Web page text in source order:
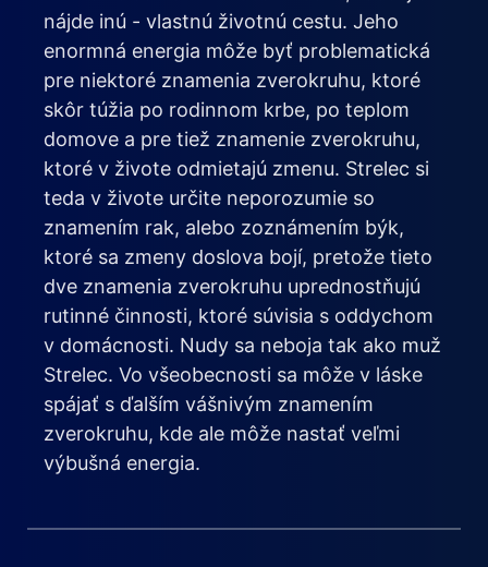
nájde inú - vlastnú životnú cestu. Jeho
enormná energia môže byť problematická
pre niektoré znamenia zverokruhu, ktoré
skôr túžia po rodinnom krbe, po teplom
domove a pre tiež znamenie zverokruhu,
ktoré v živote odmietajú zmenu. Strelec si
teda v živote určite neporozumie so
znamením rak, alebo zoznámením býk,
ktoré sa zmeny doslova bojí, pretože tieto
dve znamenia zverokruhu uprednostňujú
rutinné činnosti, ktoré súvisia s oddychom
v domácnosti. Nudy sa neboja tak ako muž
Strelec. Vo všeobecnosti sa môže v láske
spájať s ďalším vášnivým znamením
zverokruhu, kde ale môže nastať veľmi
výbušná energia.